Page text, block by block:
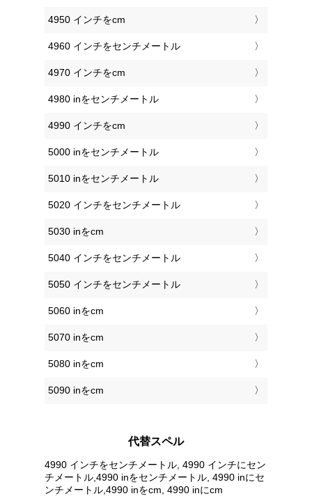
4950 インチをcm
4960 インチをセンチメートル
4970 インチをcm
4980 inをセンチメートル
4990 インチをcm
5000 inをセンチメートル
5010 inをセンチメートル
5020 インチをセンチメートル
5030 inをcm
5040 インチをセンチメートル
5050 インチをセンチメートル
5060 inをcm
5070 inをcm
5080 inをcm
5090 inをcm
代替スペル
4990 インチをセンチメートル, 4990 インチにセン
チメートル,4990 inをセンチメートル, 4990 inにセ
ンチメートル,4990 inをcm, 4990 inにcm